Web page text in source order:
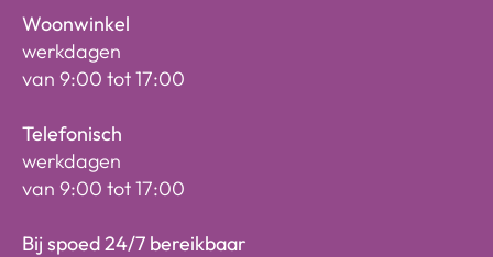
Woonwinkel
werkdagen
van 9:00 tot 17:00
Telefonisch
werkdagen
van 9:00 tot 17:00
Bij spoed 24/7 bereikbaar